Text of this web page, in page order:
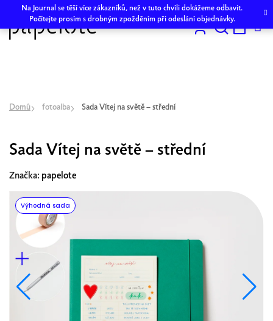
obsah
Na Journal se těší více zákazníků, než v tuto chvíli dokážeme odbavit.
Počítejte prosím s drobným zpožděním při odeslání objednávky.
Hledat
Domů fotoalba Sada Vítej na světě – střední
Sada Vítej na světě – střední
Značka: papelote
Výhodná sada